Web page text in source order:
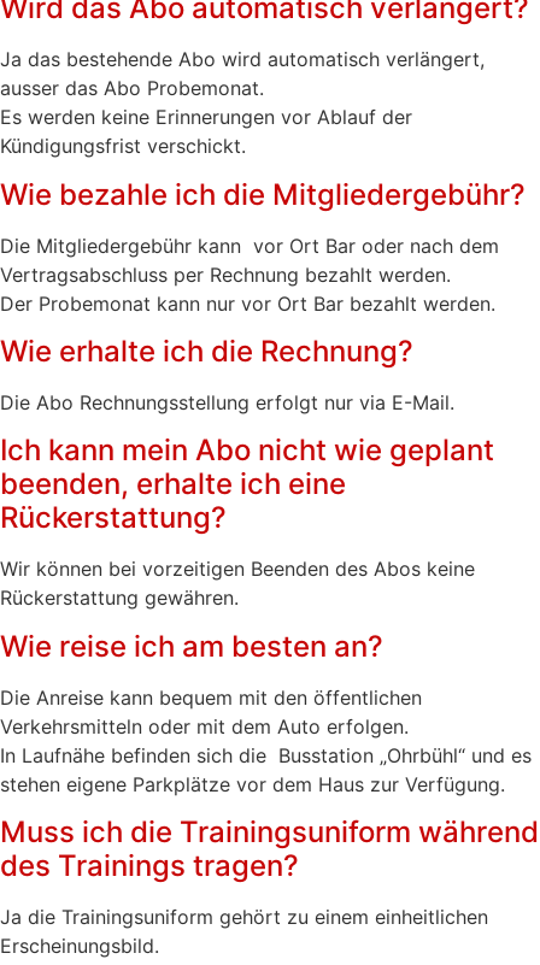
Wird das Abo automatisch verlängert?
Ja das bestehende Abo wird automatisch verlängert,
ausser das Abo Probemonat.
Es werden keine Erinnerungen vor Ablauf der
Kündigungsfrist verschickt.
Wie bezahle ich die Mitgliedergebühr?
Die Mitgliedergebühr kann vor Ort Bar oder nach dem
Vertragsabschluss per Rechnung bezahlt werden.
Der Probemonat kann nur vor Ort Bar bezahlt werden.
Wie erhalte ich die Rechnung?
Die Abo Rechnungsstellung erfolgt nur via E-Mail.
Ich kann mein Abo nicht wie geplant
beenden, erhalte ich eine
Rückerstattung?
Wir können bei vorzeitigen Beenden des Abos keine
Rückerstattung gewähren.
Wie reise ich am besten an?
Die Anreise kann bequem mit den öffentlichen
Verkehrsmitteln oder mit dem Auto erfolgen.
In Laufnähe befinden sich die Busstation „Ohrbühl“ und es
stehen eigene Parkplätze vor dem Haus zur Verfügung.
Muss ich die Trainingsuniform während
des Trainings tragen?
Ja die Trainingsuniform gehört zu einem einheitlichen
Erscheinungsbild.